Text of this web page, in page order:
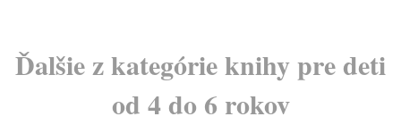
Ďalšie z kategórie knihy pre deti
od 4 do 6 rokov